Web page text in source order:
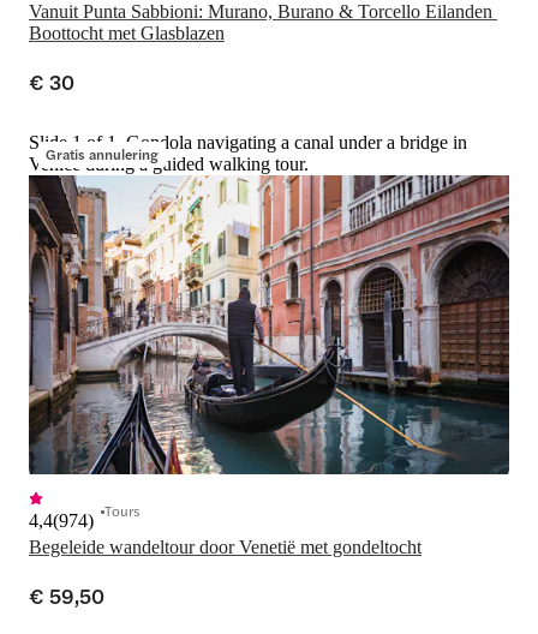
Vanuit Punta Sabbioni: Murano, Burano & Torcello Eilanden
Boottocht met Glasblazen
€ 30
Gratis annulering
Slide 1 of 1, Gondola navigating a canal under a bridge in
Venice during a guided walking tour.
Begeleide wandeltour door Venetië met gondeltocht
4,4(974) Tours
€ 59,50